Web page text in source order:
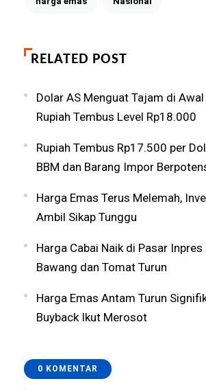
RELATED POST
Dolar AS Menguat Tajam di
Rupiah Tembus Level Rp18.000
Rupiah Tembus Rp17.500 per
BBM dan Barang Impor
Harga Emas Terus Melemah,
Ambil Sikap Tunggu
Harga Cabai Naik di Pasar
Bawang dan Tomat Turun
Harga Emas Antam Turun
Buyback Ikut Merosot
0 KOMENTAR